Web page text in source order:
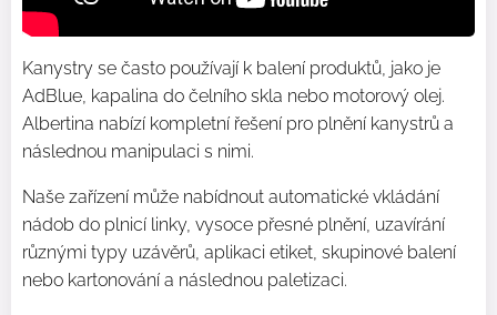
Kanystry se často používají k balení produktů, jako je
AdBlue, kapalina do čelního skla nebo motorový olej.
Albertina nabízí kompletní řešení pro plnění kanystrů a
následnou manipulaci s nimi.
Naše zařízení může nabídnout automatické vkládání
nádob do plnicí linky, vysoce přesné plnění, uzavírání
různými typy uzávěrů, aplikaci etiket, skupinové balení
nebo kartonování a následnou paletizaci.